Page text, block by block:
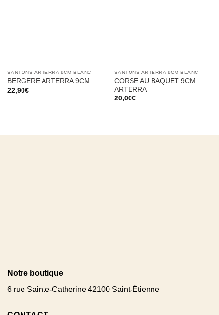
SANTONS ARTERRA 9CM BLANC
BERGERE ARTERRA 9CM
22,90€
SANTONS ARTERRA 9CM BLANC
CORSE AU BAQUET 9CM
ARTERRA
20,00€
Notre boutique
6 rue Sainte-Catherine 42100 Saint-Étienne